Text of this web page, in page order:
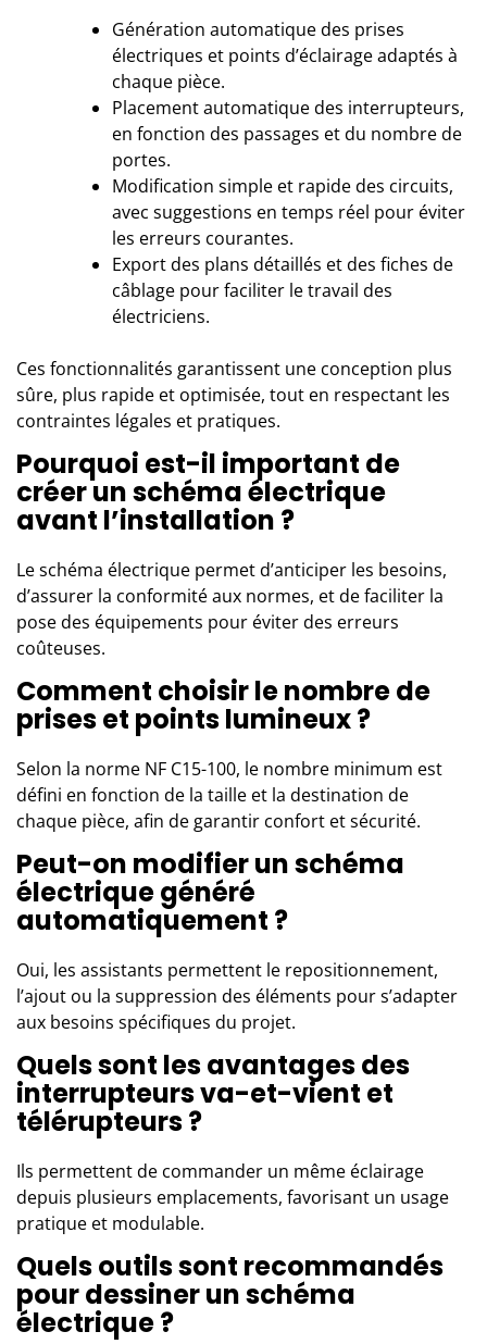
Génération automatique des prises
électriques et points d’éclairage adaptés à
chaque pièce.
Placement automatique des interrupteurs,
en fonction des passages et du nombre de
portes.
Modification simple et rapide des circuits,
avec suggestions en temps réel pour éviter
les erreurs courantes.
Export des plans détaillés et des fiches de
câblage pour faciliter le travail des
électriciens.
Ces fonctionnalités garantissent une conception plus
sûre, plus rapide et optimisée, tout en respectant les
contraintes légales et pratiques.
Pourquoi est-il important de
créer un schéma électrique
avant l’installation ?
Le schéma électrique permet d’anticiper les besoins,
d’assurer la conformité aux normes, et de faciliter la
pose des équipements pour éviter des erreurs
coûteuses.
Comment choisir le nombre de
prises et points lumineux ?
Selon la norme NF C15-100, le nombre minimum est
défini en fonction de la taille et la destination de
chaque pièce, afin de garantir confort et sécurité.
Peut-on modifier un schéma
électrique généré
automatiquement ?
Oui, les assistants permettent le repositionnement,
l’ajout ou la suppression des éléments pour s’adapter
aux besoins spécifiques du projet.
Quels sont les avantages des
interrupteurs va-et-vient et
télérupteurs ?
Ils permettent de commander un même éclairage
depuis plusieurs emplacements, favorisant un usage
pratique et modulable.
Quels outils sont recommandés
pour dessiner un schéma
électrique ?